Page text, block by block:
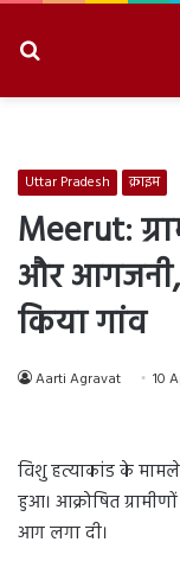
Uttar Pradesh क्राइम
Meerut:
और आगजनी,
किया गांव
Aarti Agravat 10
विशु हत्याकांड के
हुआ। आक्रोषित
आग लगा दी।